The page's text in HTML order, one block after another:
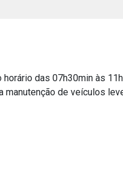
das 07h30min às
manutenção de veículos